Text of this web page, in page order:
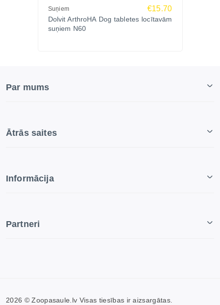
Suņiem €15.70
Dolvit ArthroHA Dog tabletes locītavām
suņiem N60
Par mums
Ātrās saites
Informācija
Partneri
2026 © Zoopasaule.lv Visas tiesības ir aizsargātas.